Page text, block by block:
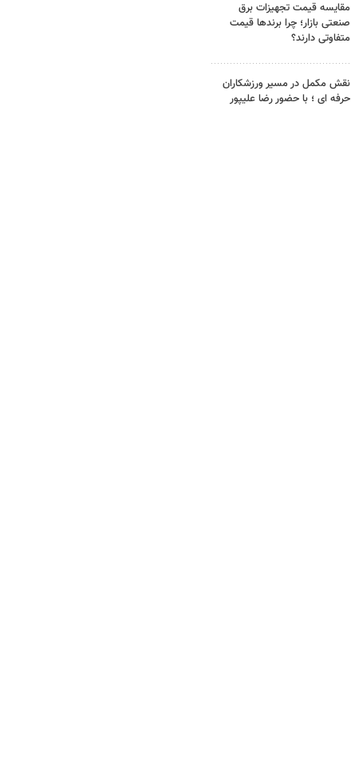
مقایسه قیمت تجهیزات برق
صنعتی بازار؛ چرا برندها قیمت
متفاوتی دارند؟
نقش مکمل در مسیر ورزشکاران
حرفه ای ؛ با حضور رضا علیپور